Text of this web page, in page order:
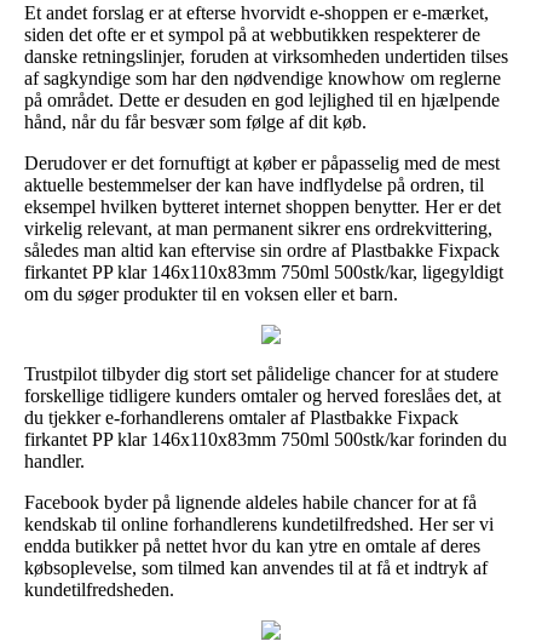
Et andet forslag er at efterse hvorvidt e-shoppen er e-mærket,
siden det ofte er et sympol på at webbutikken respekterer de
danske retningslinjer, foruden at virksomheden undertiden tilses
af sagkyndige som har den nødvendige knowhow om reglerne
på området. Dette er desuden en god lejlighed til en hjælpende
hånd, når du får besvær som følge af dit køb.
Derudover er det fornuftigt at køber er påpasselig med de mest
aktuelle bestemmelser der kan have indflydelse på ordren, til
eksempel hvilken bytteret internet shoppen benytter. Her er det
virkelig relevant, at man permanent sikrer ens ordrekvittering,
således man altid kan eftervise sin ordre af Plastbakke Fixpack
firkantet PP klar 146x110x83mm 750ml 500stk/kar, ligegyldigt
om du søger produkter til en voksen eller et barn.
Trustpilot tilbyder dig stort set pålidelige chancer for at studere
forskellige tidligere kunders omtaler og herved foreslåes det, at
du tjekker e-forhandlerens omtaler af Plastbakke Fixpack
firkantet PP klar 146x110x83mm 750ml 500stk/kar forinden du
handler.
Facebook byder på lignende aldeles habile chancer for at få
kendskab til online forhandlerens kundetilfredshed. Her ser vi
endda butikker på nettet hvor du kan ytre en omtale af deres
købsoplevelse, som tilmed kan anvendes til at få et indtryk af
kundetilfredsheden.